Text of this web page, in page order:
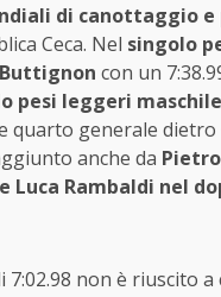
di canottaggio
Ceca. Nel singolo
con un
pesi leggeri
generale dietro
anche da
Luca Rambaldi nel
7:02.98 non è riuscito